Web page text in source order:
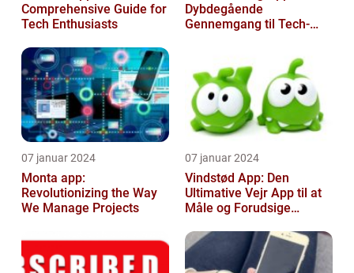
Comprehensive Guide for
Tech Enthusiasts
Dybdegående
Gennemgang til Tech-
07 januar 2024
Monta app:
Revolutionizing the Way
We Manage Projects
07 januar 2024
Vindstød App: Den
Ultimative Vejr App til at
Måle og Forudsige